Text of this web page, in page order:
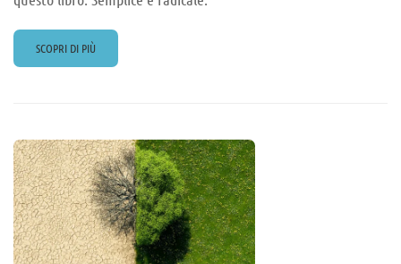
READ
MORE
ATTRAVERSO
LA
COSTITUZIONE
SCOPRI DI PIÙ